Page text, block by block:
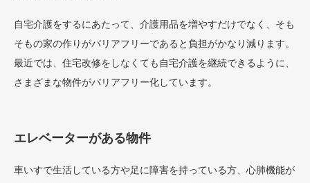
自宅介護をするにあたって、介護用品を増やすだけでなく、そも
そもの家の作りがバリアフリーであると負担がかなり減ります。
最近では、住宅改修をしなくても自宅介護を継続できるように、
さまざまな物件がバリアフリー化しています。
エレベーターがある物件
車いすで生活している方や足に障害を持っている方、心肺機能が